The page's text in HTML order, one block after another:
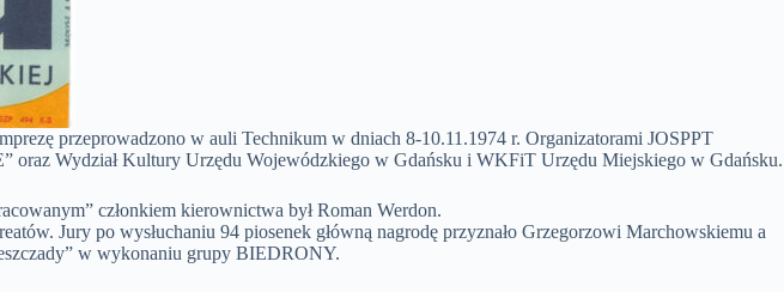
przeprowadzono w auli Technikum w dniach 8-10.11.1974 r. Organizatorami JOSPPT
Wydział Kultury Urzędu Wojewódzkiego w Gdańsku i WKFiT Urzędu Miejskiego w Gdańsku.
członkiem kierownictwa był Roman Werdon.
Jury po wysłuchaniu 94 piosenek główną nagrodę przyznało Grzegorzowi Marchowskiemu a
w wykonaniu grupy BIEDRONY.